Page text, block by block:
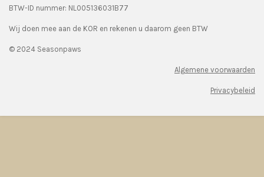
BTW-ID nummer: NL005136031B77
Wij doen mee aan de KOR en rekenen u daarom geen BTW
© 2024 Seasonpaws
Algemene voorwaarden
Privacybeleid